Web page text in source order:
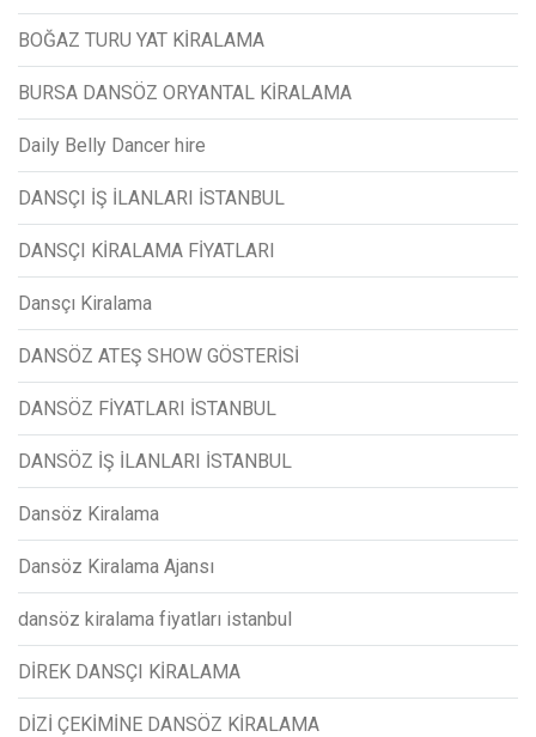
BOĞAZ TURU YAT KİRALAMA
BURSA DANSÖZ ORYANTAL KİRALAMA
Daily Belly Dancer hire
DANSÇI İŞ İLANLARI İSTANBUL
DANSÇI KİRALAMA FİYATLARI
Dansçı Kiralama
DANSÖZ ATEŞ SHOW GÖSTERİSİ
DANSÖZ FİYATLARI İSTANBUL
DANSÖZ İŞ İLANLARI İSTANBUL
Dansöz Kiralama
Dansöz Kiralama Ajansı
dansöz kiralama fiyatları istanbul
DİREK DANSÇI KİRALAMA
DİZİ ÇEKİMİNE DANSÖZ KİRALAMA